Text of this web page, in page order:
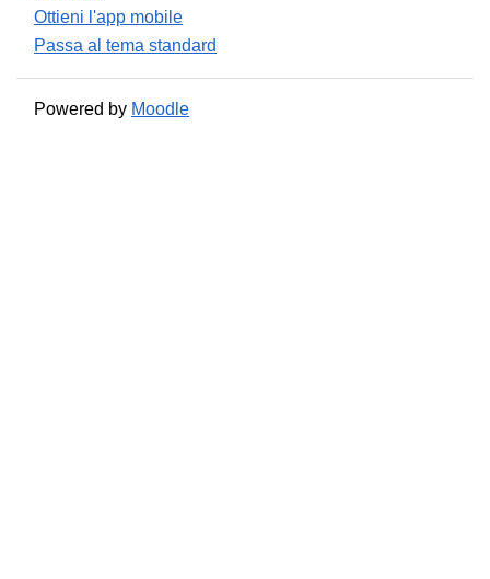
Ottieni l'app mobile
Passa al tema standard
Powered by Moodle